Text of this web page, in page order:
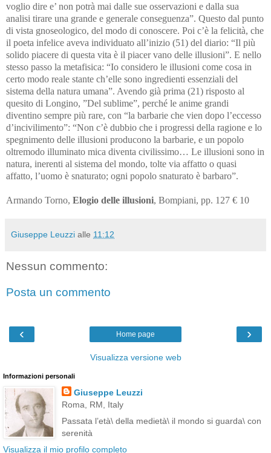
voglio dire e’ non potrà mai dalle sue osservazioni e dalla sua
analisi tirare una grande e generale conseguenza”. Questo dal punto
di vista gnoseologico, del modo di conoscere. Poi c’è la felicità, che
il poeta infelice aveva individuato all’inizio (51) del diario: “Il più
solido piacere di questa vita è il piacer vano delle illusioni”. E nello
stesso passo la metafisica: “Io considero le illusioni come cosa in
certo modo reale stante ch’elle sono ingredienti essenziali del
sistema della natura umana”. Avendo già prima (21) risposto al
quesito di Longino, ”Del sublime”, perché le anime grandi
diventino sempre più rare, con “la barbarie che vien dopo l’eccesso
d’incivilimento”: “Non c’è dubbio che i progressi della ragione e lo
spegnimento delle illusioni producono la barbarie, e un popolo
oltremodo illuminato mica diventa civilissimo… Le illusioni sono in
natura, inerenti al sistema del mondo, tolte via affatto o quasi
affatto, l’uomo è snaturato; ogni popolo snaturato è barbaro”.
Armando Torno, Elogio delle illusioni, Bompiani, pp. 127 € 10
Giuseppe Leuzzi alle 11:12
Nessun commento:
Posta un commento
‹ ›
Home page
Visualizza versione web
Informazioni personali
Giuseppe Leuzzi
Roma, RM, Italy
Passata l’età\ della medietà\ il mondo si guarda\ con
serenità
Visualizza il mio profilo completo